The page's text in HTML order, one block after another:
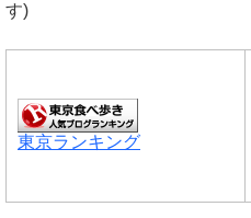
す)
東京ランキング